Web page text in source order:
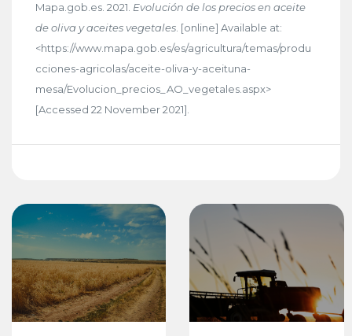
Mapa.gob.es. 2021. Evolución de los precios en aceite
de oliva y aceites vegetales. [online] Available at:
<https://www.mapa.gob.es/es/agricultura/temas/produ
cciones-agricolas/aceite-oliva-y-aceituna-
mesa/Evolucion_precios_AO_vegetales.aspx>
[Accessed 22 November 2021].